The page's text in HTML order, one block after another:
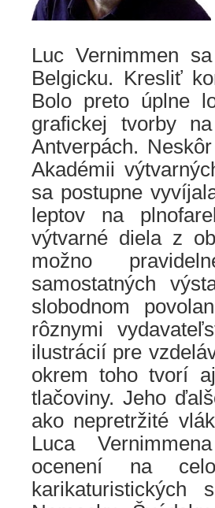
Luc Vernimmen
Belgicku. Kresliť
Bolo preto úplne
grafickej tvorby
Antverpách.
Akadémii
sa postupne
leptov na
výtvarné diela z
možno
samostatných
slobodnom
rôznymi
ilustrácií pre
okrem toho tvorí
tlačoviny. Jeho
ako nepretržité
Luca
ocenení na
karikaturistických